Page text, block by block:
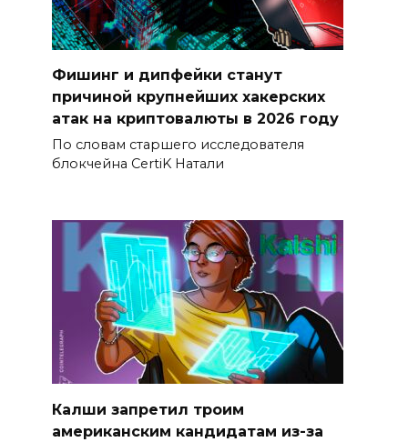
Фишинг и дипфейки станут
причиной крупнейших хакерских
атак на криптовалюты в 2026 году
По словам старшего исследователя
блокчейна CertiK Натали
Калши запретил троим
американским кандидатам из-за